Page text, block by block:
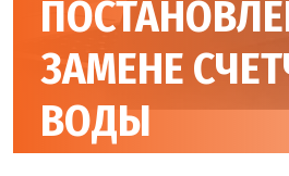
ЗАМЕНЕ
ВОДЫ